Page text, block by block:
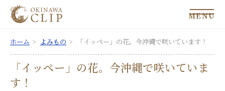
MENU
ホーム よみもの 「イッペー」の花。今沖縄で咲いています！
「イッペー」の花。今沖縄で咲いていま
す！